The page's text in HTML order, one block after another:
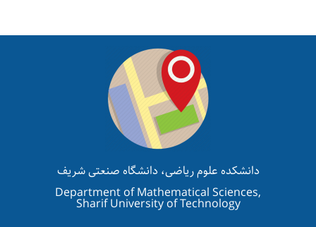
دانشکده علوم ریاضی، دانشگاه صنعتی شریف
Department of Mathematical Sciences,
Sharif University of Technology